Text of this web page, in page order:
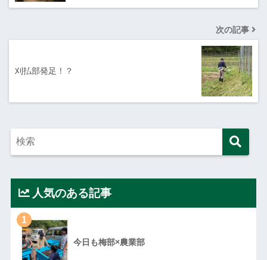
次の記事
刈払部発足！？
人気のある記事
1
今日も梅部×農業部